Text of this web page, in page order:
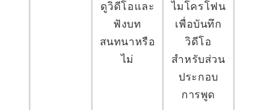
ดูวิดีโอและ
ฟังบท
สนทนาหรือ
ไม่
ไมโครโฟน
เพื่อบันทึก
วิดีโอ
สำหรับส่วน
ประกอบ
การพูด